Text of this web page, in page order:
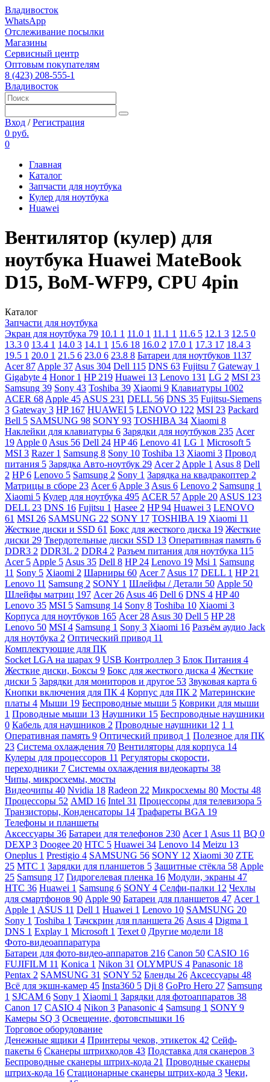
Владивосток
WhatsApp
Отслеживание посылки
Магазины
Сервисный центр
Оптовым покупателям
8 (423) 208-555-1
Владивосток
Вход /Регистрация
0 руб.
0
Главная
Каталог
Запчасти для ноутбука
Кулер для ноутбука
Huawei
Вентилятор (кулер) для
ноутбука Huawei MateBook
D15, BoM-WFP9, CPU 4pin
Каталог
Запчасти для ноутбука
Экран для ноутбука 79 10.1 1 11.0 1 11.1 1 11.6 5 12.1 3 12.5 0
13.3 0 13.4 1 14.0 3 14.1 1 15.6 18 16.0 2 17.0 1 17.3 17 18.4 3
19.5 1 20.0 1 21.5 6 23.0 6 23.8 8 Батареи для ноутбуков 1137
Acer87 Apple 37 Asus 304 Dell 115 DNS 63 Fujitsu 7 Gateway 1
Gigabyte 4 Honor 1 HP 219 Huawei 13 Lenovo 131 LG 2 MSI 23
Samsung 39 Sony 43 Toshiba 39 Xiaomi 9 Клавиатуры 1002
ACER 68 Apple 45 ASUS 231 DELL 56 DNS 35 Fujitsu-Siemens
3 Gateway 3 HP 167 HUAWEI 5 LENOVO 122 MSI 23 Packard
Bell 5 SAMSUNG 98 SONY 93 TOSHIBA 34 Xiaomi 8
Наклейки для клавиатуры 6 Зарядки для ноутбуков 235 Acer
19 Apple 0 Asus 56 Dell 24 HP46 Lenovo 41 LG 1 Microsoft 5
MSI 3 Razer 1 Samsung 8 Sony 10 Toshiba 13 Xiaomi 3 Провод
питания 5 Зарядка Авто-ноутбук 29 Acer 2 Apple 1 Asus 8 Dell
2 HP6 Lenovo 5 Samsung 2 Sony 1 Зарядка на квадракоптер 2
Матрицы в сборе 23 Acer6 Apple 3 Asus 6 Lenovo 2 Samsung 1
Xiaomi 5 Кулер для ноутбука 495 ACER 57 Apple 20 ASUS 123
DELL 23 DNS 16 Fujitsu 1 Hasee 2 HP94 Huawei 3 LENOVO
61 MSI 26 SAMSUNG 22 SONY 17 TOSHIBA 19 Xiaomi 11
Жесткие диски и SSD 61 Бокс для жесткого диска 19 Жесткие
диски 29 Твердотельные диски SSD 13 Оперативная память 6
DDR3 2 DDR3L 2 DDR4 2 Разъем питания для ноутбука 115
Acer 5 Apple 5 Asus 35 Dell 8 HP 24 Lenovo 19 Msi 1 Samsung
11 Sony 5 Xiaomi 2 Шарниры 60 Acer 7 Asus 17 DELL 1 HP 21
Lenovo 11 Samsung 2 SONY 1 Шлейфы / Детали 50 Apple 50
Шлейфы матриц 197 Acer 26 Asus 46 Dell 6 DNS 4 HP40
Lenovo 35 MSI 5 Samsung 14 Sony 8 Toshiba 10 Xiaomi 3
Корпуса для ноутбуков 165 Acer 28 Asus 30 Dell 5 HP 28
Lenovo 50 MSI 4 Samsung 1 Sony 3 Xiaomi 16 Разъём аудио Jack
для ноутбука 2 Оптический привод 11
Комплектующие для ПК
Socket LGA на шарах 9 USB Контроллер 3 Блок Питания 4
Жесткие диски, Боксы 9 Бокс для жесткого диска 4 Жесткие
диски 5 Зарядки для мониторов и другое 53 Звуковая карта 6
Кнопки включения для ПК 4 Корпус для ПК 2 Материнские
платы 4 Мыши 19 Беспроводные мыши 5 Коврики для мыши
1 Проводные мыши 13 Наушники 15 Беспроводные наушники
0 Кабель для наушников 2 Проводные наушники 12 1 1
Оперативная память 9 Оптический привод 1 Полезное для ПК
23 Система охлаждения 70 Вентиляторы для корпуса 14
Кулеры для процессоров 11 Регуляторы скорости,
переходники 7 Системы охлаждения видеокарты 38
Чипы, микросхемы, мосты
Видеочипы 40 Nvidia 18 Radeon 22 Микросхемы 80 Мосты 48
Процессоры 52 AMD 16 Intel 31 Процессоры для телевизора 5
Транзисторы, Конденсаторы 14 Трафареты BGA 19
Телефоны и планшеты
Аксессуары 36 Батареи для телефонов 230 Acer 1 Asus 11 BQ 0
DEXP3 Doogee 20 HTC 5 Huawei 34 Lenovo 14 Meizu 13
Oneplus 1 Prestigio 4 SAMSUNG 56 SONY 12 Xiaomi 30 ZTE
25 МТС 1 Зарядки для планшетов 5 Защитные стёкла 58 Apple
25 Samsung 17 Гидрогелевая пленка 16 Модули, экраны 47
HTC 36 Huawei 1 Samsung 6 SONY 4 Селфи-палки 12 Чехлы
для смартфонов 90 Apple 90 Батареи для планшетов 47 Acer 1
Apple 1 ASUS 11 Dell 1 Huawei 1 Lenovo 10 SAMSUNG 20
Sony 1 Toshiba 1 Тачскрин для планшета 26 Asus 4 Digma 1
DNS 1 Explay 1 Microsoft 1 Texet 0 Другие модели 18
Фото-видеоаппаратура
Батареи для фото-видео-аппаратов 216 Canon 50 CASIO 16
FUJIFILM 11 Konica 1 Nikon 31 OLYMPUS 4 Panasonic 18
Pentax 2 SAMSUNG 31 SONY 52 Бленды 26 Аксессуары 48
Всё для экшн-камер 45 Insta360 5 Dji 8 GoPro Hero 27 Samsung
1 SJCAM 6 Sony 1 Xiaomi 1 Зарядки для фотоаппаратов 38
Canon 17 CASIO 4 Nikon 3 Panasonic 4 Samsung 1 SONY 9
Камеры SQ 3 Освещение, фотовспышки 16
Торговое оборудование
Денежные ящики 4 Принтеры чеков, этикеток 42 Сейф-
пакеты 6 Сканеры штрихкодов 43 Подставка для сканеров 3
Беспроводные сканеры штрих-кода 21 Проводные сканеры
штрих-кода 16 Стационарные сканеры штрих-кода 3 Чеки,